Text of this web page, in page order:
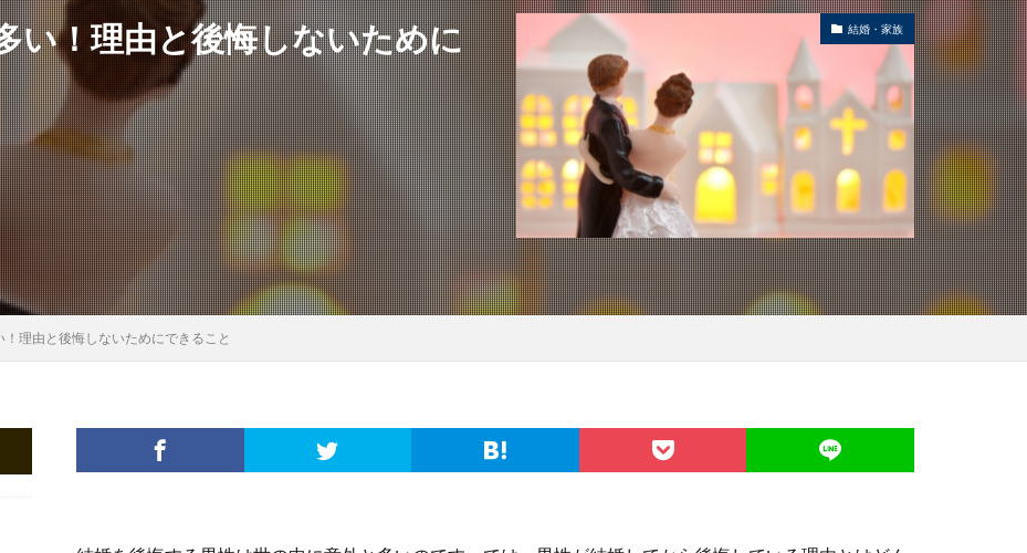
い！理由と後悔しないために
結婚・家族
理由と後悔しないためにできること